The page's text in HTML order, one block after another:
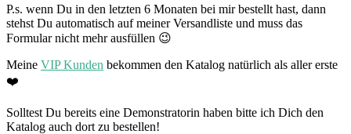
P.s. wenn Du in den letzten 6 Monaten bei mir bestellt hast, dann
stehst Du automatisch auf meiner Versandliste und muss das
Formular nicht mehr ausfüllen 😉
Meine VIP Kunden bekommen den Katalog natürlich als aller erste
❤️
Solltest Du bereits eine Demonstratorin haben bitte ich Dich den
Katalog auch dort zu bestellen!